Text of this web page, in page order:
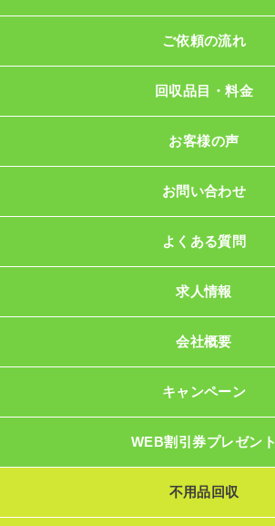
ご依頼の流れ
回収品目・料金
お客様の声
お問い合わせ
よくある質問
求人情報
会社概要
キャンペーン
WEB割引券プレゼント
不用品回収